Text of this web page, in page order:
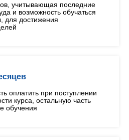
учитывающая последние
и возможность обучаться
для достижения
оплатить при поступлении
курса, остальную часть
обучения